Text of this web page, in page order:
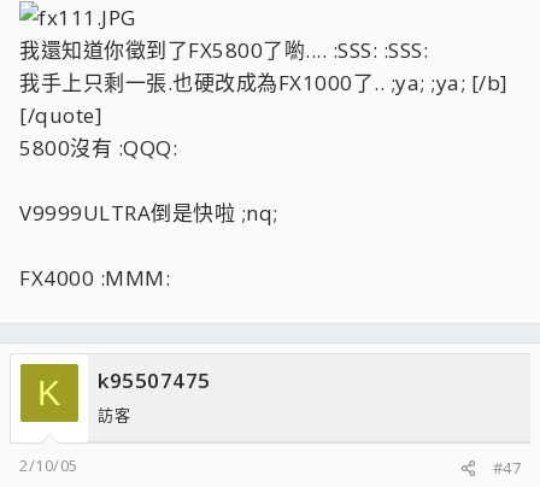
我還知道你徵到了FX5800了喲.... :SSS: :SSS:
我手上只剩一張.也硬改成為FX1000了.. ;ya; ;ya; [/b]
[/quote]
5800沒有 :QQQ:
V9999ULTRA倒是快啦 ;nq;
FX4000 :MMM:
K k95507475
訪客
2/10/05 #47